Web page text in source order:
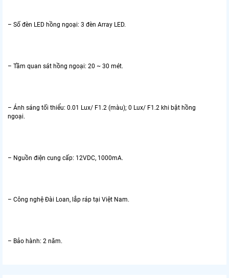
– Số đèn LED hồng ngoại: 3 đèn Array LED.
– Tầm quan sát hồng ngoại: 20 ~ 30 mét.
– Ánh sáng tối thiểu: 0.01 Lux/ F1.2 (màu); 0 Lux/ F1.2 khi bật hồng
ngoại.
– Nguồn điện cung cấp: 12VDC, 1000mA.
– Công nghệ Đài Loan, lắp ráp tại Việt Nam.
– Bảo hành: 2 năm.